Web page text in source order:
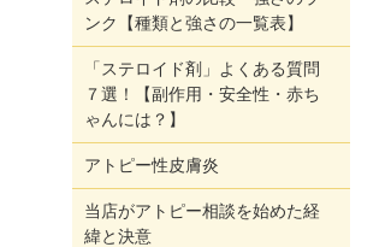
ンク【種類と強さの一覧表】
「ステロイド剤」よくある質問
７選！【副作用・安全性・赤ち
ゃんには？】
アトピー性皮膚炎
当店がアトピー相談を始めた経
緯と決意